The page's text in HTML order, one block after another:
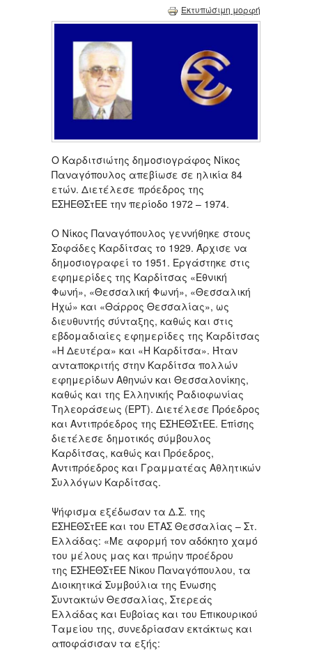
Εκτυπώσιμη μορφή
Ο Καρδιτσιώτης δημοσιογράφος Νίκος
Παναγόπουλος απεβίωσε σε ηλικία 84
ετών. Διετέλεσε πρόεδρος της
ΕΣΗΕΘΣτΕΕ την περίοδο 1972 – 1974.
O Nίκος Παναγόπουλος γεννήθηκε στους
Σοφάδες Καρδίτσας το 1929. Άρχισε να
δημοσιογραφεί το 1951. Εργάστηκε στις
εφημερίδες της Καρδίτσας «Εθνική
Φωνή», «Θεσσαλική Φωνή», «Θεσσαλική
Ηχώ» και «Θάρρος Θεσσαλίας», ως
διευθυντής σύνταξης, καθώς και στις
εβδομαδιαίες εφημερίδες της Καρδίτσας
«Η Δευτέρα» και «Η Καρδίτσα». Ήταν
ανταποκριτής στην Καρδίτσα πολλών
εφημερίδων Αθηνών και Θεσσαλονίκης,
καθώς και της Ελληνικής Ραδιοφωνίας
Τηλεοράσεως (ΕΡΤ). Διετέλεσε Πρόεδρος
και Αντιπρόεδρος της ΕΣΗΕΘΣτΕΕ. Επίσης
διετέλεσε δημοτικός σύμβουλος
Καρδίτσας, καθώς και Πρόεδρος,
Αντιπρόεδρος και Γραμματέας Αθλητικών
Συλλόγων Καρδίτσας.
Ψήφισμα εξέδωσαν τα Δ.Σ. της
ΕΣΗΕΘΣτΕΕ και του ΕΤΑΣ Θεσσαλίας – Στ.
Ελλάδας: «Με αφορμή τον αδόκητο χαμό
του μέλους μας και πρώην προέδρου
της ΕΣΗΕΘΣτΕΕ Νίκου Παναγόπουλου, τα
Διοικητικά Συμβούλια της Ένωσης
Συντακτών Θεσσαλίας, Στερεάς
Ελλάδας και Ευβοίας και του Επικουρικού
Ταμείου της, συνεδρίασαν εκτάκτως και
αποφάσισαν τα εξής: